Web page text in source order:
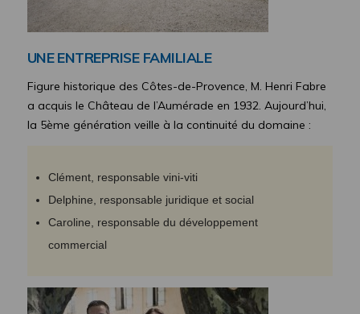
UNE ENTREPRISE FAMILIALE
Figure historique des Côtes-de-Provence, M. Henri Fabre
a acquis le Château de l’Aumérade en 1932. Aujourd’hui,
la 5ème génération veille à la continuité du domaine :
Clément, responsable vini-viti
Delphine, responsable juridique et social
Caroline, responsable du développement
commercial